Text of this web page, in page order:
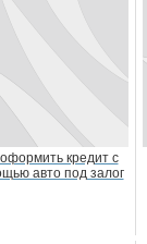
оформить кредит с
авто под залог